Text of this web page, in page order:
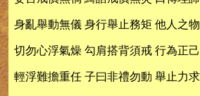
身亂舉動無儀 身行舉止務矩 他人之
切勿心浮氣燥 勾肩搭背須戒 行為正
輕浮難擔重任 子曰非禮勿動 舉止力